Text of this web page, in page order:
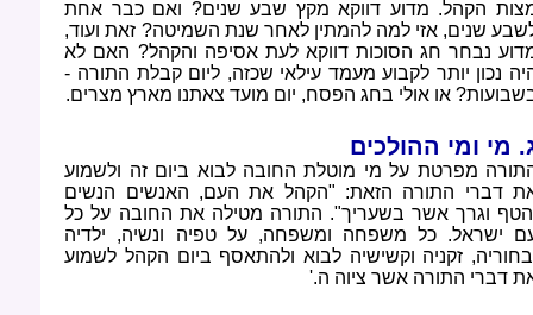
הקהל. מדוע דווקא מקץ שבע שנים? ואם כבר אחת
שנים, אזי למה להמתין לאחר שנת השמיטה? זאת ועוד,
נבחר חג הסוכות דווקא לעת אסיפה והקהל? האם לא
נכון יותר לקבוע מעמד עילאי שכזה, ליום קבלת התורה -
או אולי בחג הפסח, יום מועד צאתנו מארץ מצרים.
מי ומי ההולכים
מפרטת על מי מוטלת החובה לבוא ביום זה ולשמוע
דברי התורה הזאת: "הקהל את העם, האנשים הנשים
וגרך אשר בשעריך". התורה מטילה את החובה על כל
ישראל. כל משפחה ומשפחה, על טפיה ונשיה, ילדיה
זקניה וקשישיה לבוא ולהתאסף ביום הקהל לשמוע
דברי התורה אשר ציוה ה'.